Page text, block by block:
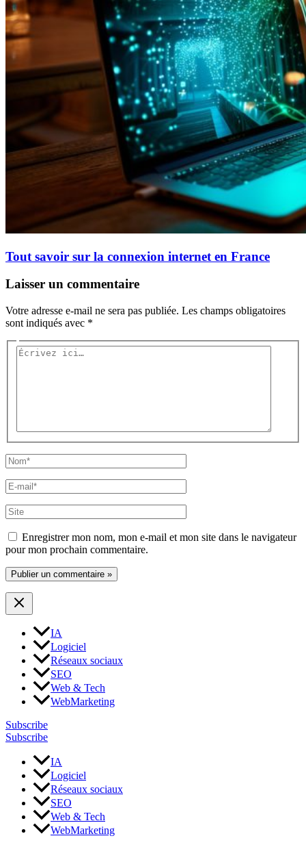
Tout savoir sur la connexion internet en France
Laisser un commentaire
Votre adresse e-mail ne sera pas publiée. Les champs obligatoires
sont indiqués avec *
Écrivez
Nom*
E-
mail*
Site
Enregistrer mon nom, mon e-mail et mon site dans le navigateur
pour mon prochain commentaire.
IA
Logiciel
Réseaux sociaux
SEO
Web & Tech
WebMarketing
Subscribe
Subscribe
IA
Logiciel
Réseaux sociaux
SEO
Web & Tech
WebMarketing